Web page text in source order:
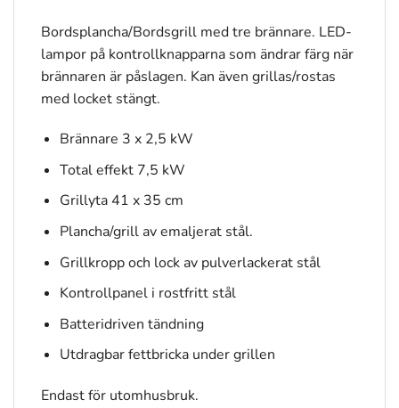
Bordsplancha/Bordsgrill med tre brännare. LED-
lampor på kontrollknapparna som ändrar färg när
brännaren är påslagen. Kan även grillas/rostas
med locket stängt.
Brännare 3 x 2,5 kW
Total effekt 7,5 kW
Grillyta 41 x 35 cm
Plancha/grill av emaljerat stål.
Grillkropp och lock av pulverlackerat stål
Kontrollpanel i rostfritt stål
Batteridriven tändning
Utdragbar fettbricka under grillen
Endast för utomhusbruk.